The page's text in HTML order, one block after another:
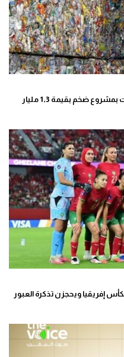
المغرب يراهن على التثمين الطاقي للنفايات بمشروع ضخم بقيمة 1,3 مليار
إفريقيا ويحجزن تذكرة العبور